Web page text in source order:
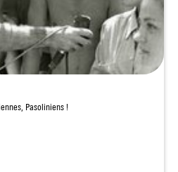
Pasoliniens !